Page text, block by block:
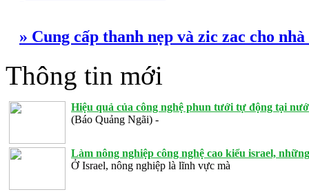
» Cung cấp thanh nẹp và zic zac cho
Thông tin mới
Hiệu quả của công nghệ phun tưới tự động tại
(Báo Quảng Ngãi) -
Làm nông nghiệp công nghệ cao kiểu israel,
Ở Israel, nông nghiệp là lĩnh vực mà